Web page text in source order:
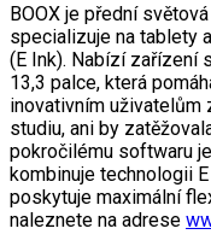
BOOX je přední
specializuje na tablety
(E Ink). Nabízí zařízení
13,3 palce, která
inovativním uživatelům
studiu, ani by
pokročilému softwaru
kombinuje technologii
poskytuje maximální
naleznete na adrese